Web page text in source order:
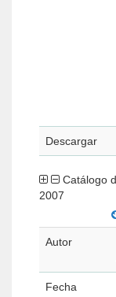
Descargar
2007
Autor
Fecha